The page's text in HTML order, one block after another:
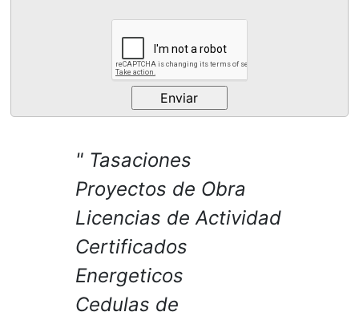
Tasaciones
Proyectos de Obra
Licencias de Actividad
Certificados
Energeticos
Cedulas de